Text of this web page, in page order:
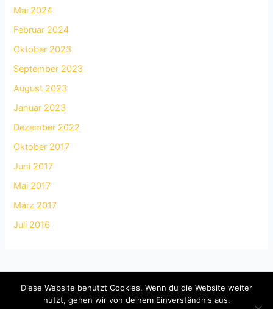
Mai 2024
Februar 2024
Oktober 2023
September 2023
August 2023
Januar 2023
Dezember 2022
Oktober 2017
Juni 2017
Mai 2017
März 2017
Juli 2016
Impressum
Diese Website benutzt Cookies. Wenn du die Website weiter
nutzt, gehen wir von deinem Einverständnis aus.